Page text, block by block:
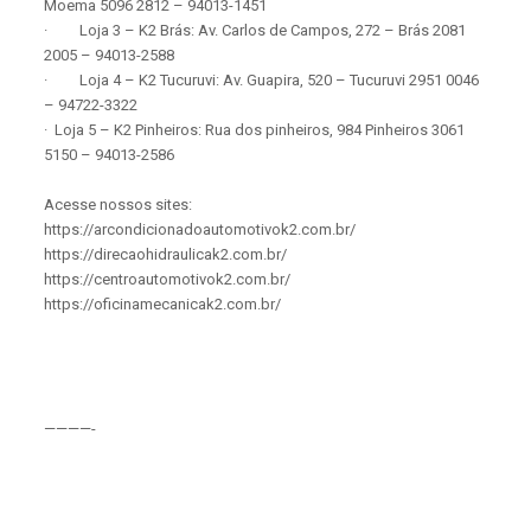
Moema 5096 2812 – 94013-1451
· Loja 3 – K2 Brás: Av. Carlos de Campos, 272 – Brás 2081
2005 – 94013-2588
· Loja 4 – K2 Tucuruvi: Av. Guapira, 520 – Tucuruvi 2951 0046
– 94722-3322
· Loja 5 – K2 Pinheiros: Rua dos pinheiros, 984 Pinheiros 3061
5150 – 94013-2586
Acesse nossos sites:
https://arcondicionadoautomotivok2.com.br/
https://direcaohidraulicak2.com.br/
https://centroautomotivok2.com.br/
https://oficinamecanicak2.com.br/
————-